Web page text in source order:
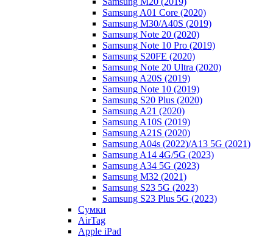
Samsung A01 Core (2020)
Samsung M30/A40S (2019)
Samsung Note 20 (2020)
Samsung Note 10 Pro (2019)
Samsung S20FE (2020)
Samsung Note 20 Ultra (2020)
Samsung A20S (2019)
Samsung Note 10 (2019)
Samsung S20 Plus (2020)
Samsung A21 (2020)
Samsung A10S (2019)
Samsung A21S (2020)
Samsung A04s (2022)/А13 5G (2021)
Samsung A14 4G/5G (2023)
Samsung A34 5G (2023)
Samsung M32 (2021)
Samsung S23 5G (2023)
Samsung S23 Plus 5G (2023)
Сумки
AirTag
Apple iPad